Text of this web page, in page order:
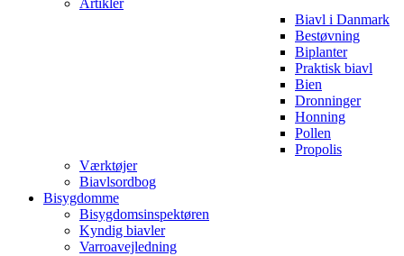
Biavl i Danmark
Bestøvning
Biplanter
Praktisk biavl
Bien
Dronninger
Honning
Pollen
Propolis
Værktøjer
Biavlsordbog
Bisygdomme
Bisygdomsinspektøren
Kyndig biavler
Varroavejledning